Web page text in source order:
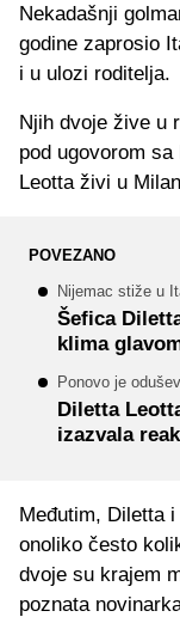
Nekadašnji
godine zaprosio
i u ulozi roditelja.
Njih dvoje žive u
pod ugovorom
Leotta živi u
POVEZANO
Nijemac stiže u
Šefica
klima
Ponovo je
Diletta
izazvala
Međutim, Diletta
onoliko često
dvoje su krajem
poznata